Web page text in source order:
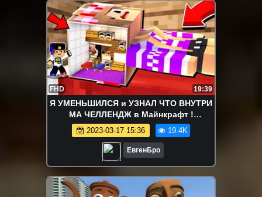
FHD 19:39
Я УМЕНЬШИЛСЯ и УЗНАЛ ЧТО ВНУТРИ
МА ЧЕЛЛЕНДЖ в Майнкрафт !
ДЕВУШКА ВИДЕО ТРОЛЛИНГ
MINECRAFT
2023-03-17 15:36 19.4K
ЕвгенБро